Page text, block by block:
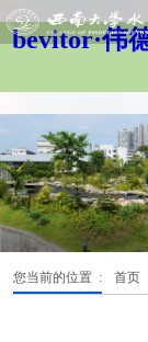
bevitor·伟
您当前的位置 : 首页